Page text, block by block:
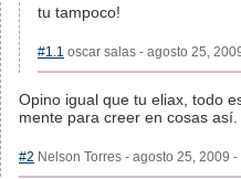
tu tampoco!
#1.1 oscar salas - agosto 25,
Opino igual que tu eliax, todo
mente para creer en cosas así.
#2 Nelson Torres - agosto 25, 2009